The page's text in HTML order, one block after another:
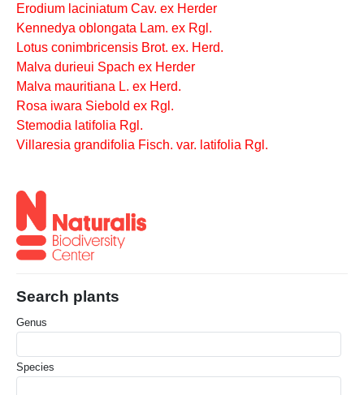
Search plants
Genus
Species
Erodium laciniatum Cav. ex Herder
Kennedya oblongata Lam. ex Rgl.
Lotus conimbricensis Brot. ex. Herd.
Malva durieui Spach ex Herder
Malva mauritiana L. ex Herd.
Rosa iwara Siebold ex Rgl.
Stemodia latifolia Rgl.
Villaresia grandifolia Fisch. var. latifolia Rgl.